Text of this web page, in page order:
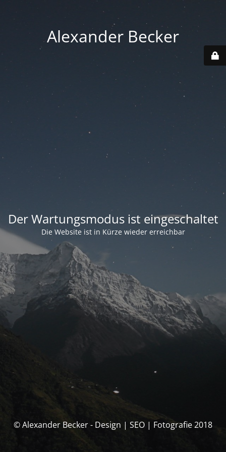
Alexander Becker
Der Wartungsmodus ist eingeschaltet
Die Website ist in Kürze wieder erreichbar
© Alexander Becker - Design | SEO | Fotografie 2018